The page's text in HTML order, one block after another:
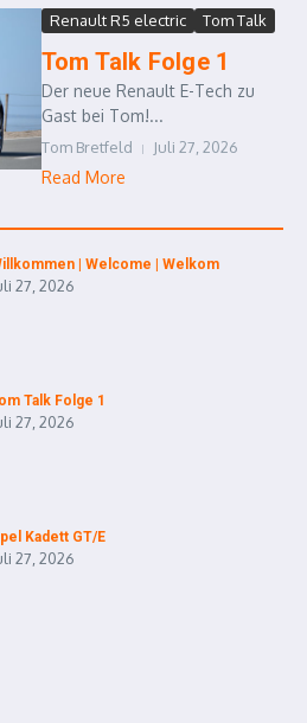
Renault R5 electric Tom Talk
Tom Talk Folge 1
Der neue Renault E-Tech zu
Gast bei Tom!...
Tom Bretfeld Juli 27, 2026
Read More
| Welcome | Welkom
27, 2026
Talk Folge 1
27, 2026
Kadett GT/E
27, 2026